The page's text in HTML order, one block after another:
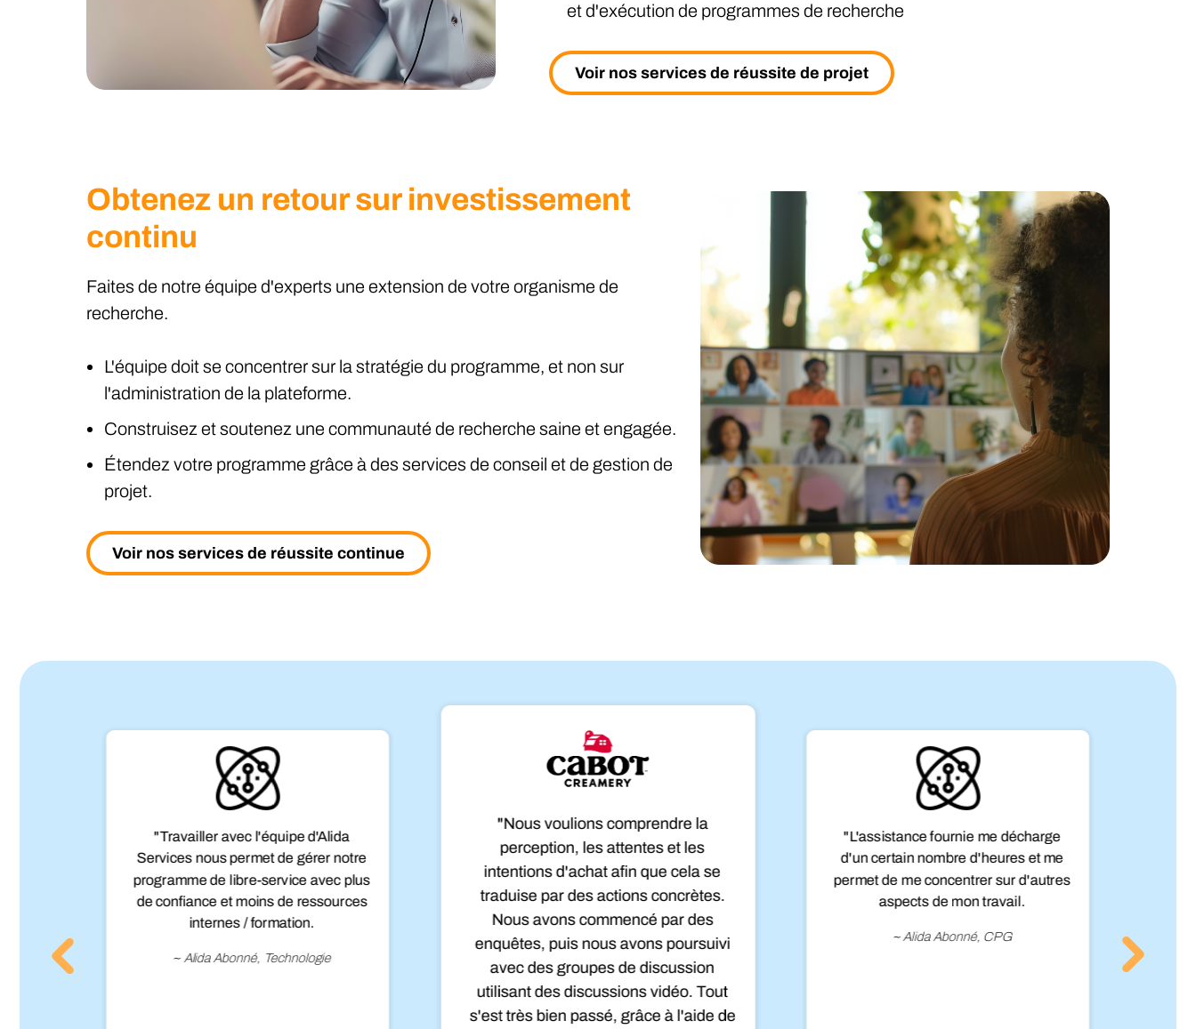
et d'exécution de programmes de recherche
Voir nos services de réussite de projet
Obtenez un retour sur investissement
continu
Faites de notre équipe d'experts une extension de votre organisme de
recherche.
L'équipe doit se concentrer sur la stratégie du programme, et non sur
l'administration de la plateforme.
Construisez et soutenez une communauté de recherche saine et engagée.
Étendez votre programme grâce à des services de conseil et de gestion de
projet.
Voir nos services de réussite continue
"Travailler avec l'équipe d'Alida
Services nous permet de gérer notre
programme de libre-service avec plus
de confiance et moins de ressources
internes / formation.
~ Alida Abonné, Technologie
"Nous voulions comprendre la
perception, les attentes et les
intentions d'achat afin que cela se
traduise par des actions concrètes.
Nous avons commencé par des
enquêtes, puis nous avons poursuivi
avec des groupes de discussion
utilisant des discussions vidéo. Tout
s'est très bien passé, grâce à l'aide de
"L'assistance fournie me décharge
d'un certain nombre d'heures et me
permet de me concentrer sur d'autres
aspects de mon travail.
~ Alida Abonné, CPG